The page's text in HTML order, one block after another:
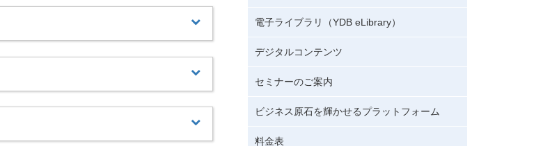
電子ライブラリ（YDB eLibrary）
デジタルコンテンツ
セミナーのご案内
ビジネス原石を輝かせるプラットフォーム
料金表